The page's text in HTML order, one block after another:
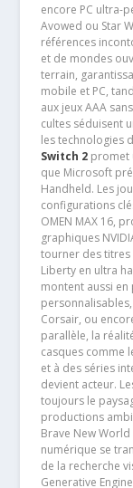
encore PC ultra-
Avowed ou Star
références
et de mondes
terrain,
mobile et PC,
aux jeux AAA
cultes séduisent
les technologies
Switch 2promet
que Microsoft
Handheld. Les
configurations
OMEN MAX 16,
graphiques
tourner des titres
Liberty en ultra
montent aussi en
Corsair, ou
parallèle, la
casques comme
et à des séries
devient acteur.
toujours le
productions
Brave New World
numérique se
de la recherche
Generative